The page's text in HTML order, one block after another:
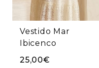
Vestido Mar
Ibicenco
25,00€